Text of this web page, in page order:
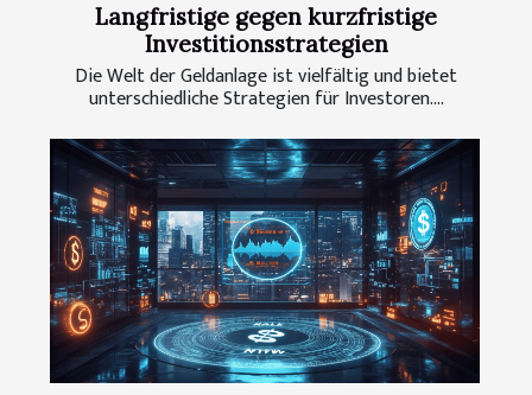
Langfristige gegen kurzfristige
Investitionsstrategien
Die Welt der Geldanlage ist vielfältig und bietet
unterschiedliche Strategien für Investoren....